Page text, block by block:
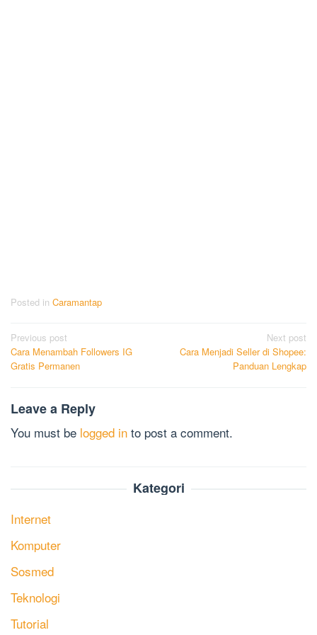
Posted in Caramantap
Post
navigation
Previous post
Cara Menambah Followers IG
Gratis Permanen
Next post
Cara Menjadi Seller di Shopee:
Panduan Lengkap
Leave a Reply
You must be logged in to post a comment.
Kategori
Internet
Komputer
Sosmed
Teknologi
Tutorial